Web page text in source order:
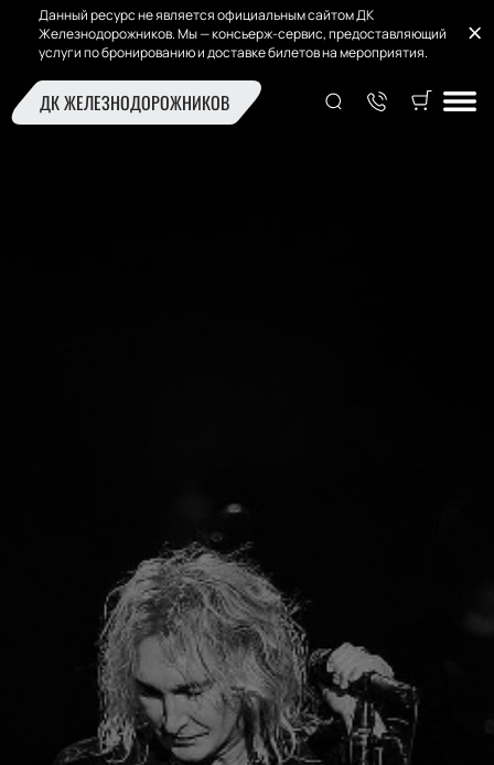
Данный ресурс не является официальным сайтом ДК
Железнодорожников. Мы — консьерж-сервис, предоставляющий
услуги по бронированию и доставке билетов на мероприятия.
ДК ЖЕЛЕЗНОДОРОЖНИКОВ